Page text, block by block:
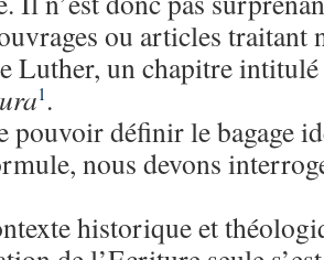
ou articles traitant
Luther, un chapitre
1 .
pouvoir définir le bagage
nous devons
historique et